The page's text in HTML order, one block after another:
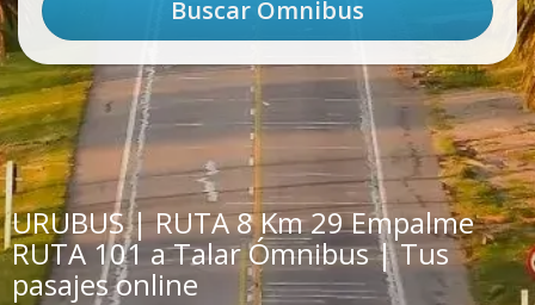
URUBUS | RUTA 8 Km 29 Empalme
RUTA 101 a Talar Ómnibus | Tus
pasajes online